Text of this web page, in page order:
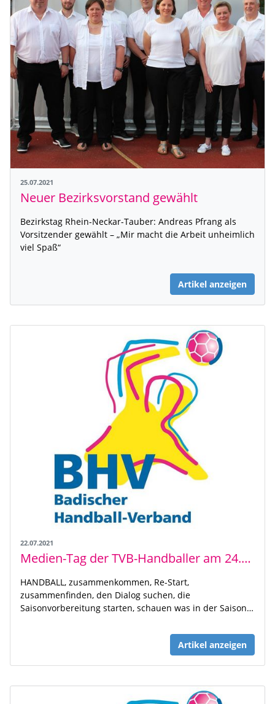
25.07.2021
Neuer Bezirksvorstand gewählt
Bezirkstag Rhein-Neckar-Tauber: Andreas Pfrang als
Vorsitzender gewählt – „Mir macht die Arbeit unheimlich
viel Spaß“
Artikel anzeigen
22.07.2021
Medien-Tag der TVB-Handballer am 24.07 ab 10 Uhr
HANDBALL, zusammenkommen, Re-Start,
zusammenfinden, den Dialog suchen, die
Saisonvorbereitung starten, schauen was in der Saison…
Artikel anzeigen